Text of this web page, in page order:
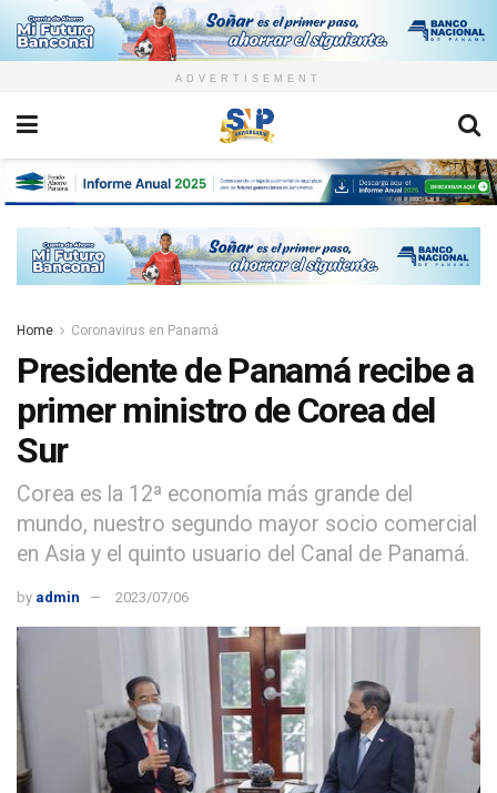
ADVERTISEMENT
Home Coronavirus en Panamá
Presidente de Panamá recibe a
primer ministro de Corea del
Sur
Corea es la 12ª economía más grande del
mundo, nuestro segundo mayor socio comercial
en Asia y el quinto usuario del Canal de Panamá.
by admin 2023/07/06